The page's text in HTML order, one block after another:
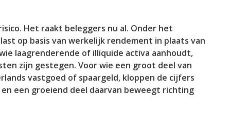
Het raakt beleggers nu al. Onder het
op basis van werkelijk rendement in plaats van
laagrenderende of illiquide activa aanhoudt,
zijn gestegen. Voor wie een groot deel van
vastgoed of spaargeld, kloppen de cijfers
een groeiend deel daarvan beweegt richting